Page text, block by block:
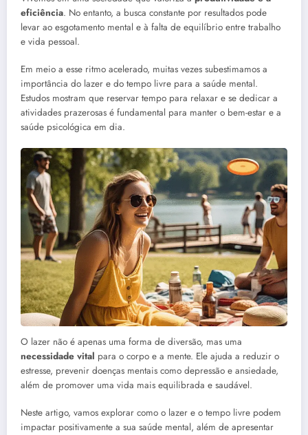
eficiência. No entanto, a busca constante por resultados pode
levar ao esgotamento mental e à falta de equilíbrio entre trabalho
e vida pessoal.
Em meio a esse ritmo acelerado, muitas vezes subestimamos a
importância do lazer e do tempo livre para a saúde mental.
Estudos mostram que reservar tempo para relaxar e se dedicar a
atividades prazerosas é fundamental para manter o bem-estar e a
saúde psicológica em dia.
O lazer não é apenas uma forma de diversão, mas uma
necessidade vital para o corpo e a mente. Ele ajuda a reduzir o
estresse, prevenir doenças mentais como depressão e ansiedade,
além de promover uma vida mais equilibrada e saudável.
Neste artigo, vamos explorar como o lazer e o tempo livre podem
impactar positivamente a sua saúde mental, além de apresentar